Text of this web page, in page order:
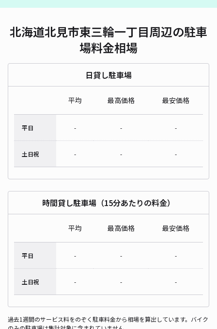
北海道北見市東三輪一丁目周辺の駐車
場料金相場
日貸し駐車場
平均 最高価格 最安価格
平日 - - -
土日祝 - - -
時間貸し駐車場（15分あたりの料金）
平均 最高価格 最安価格
平日 - - -
土日祝 - - -
過去1週間のサービス料をのぞく駐車料金から相場を算出しています。バイク